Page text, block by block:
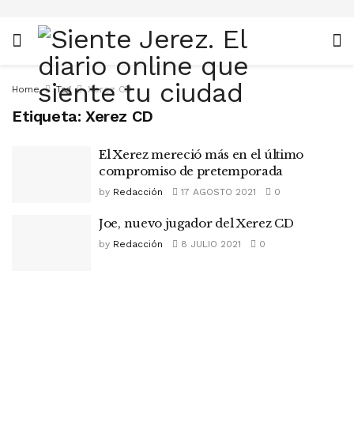
Home Tag Xerez CD
Etiqueta: Xerez CD
El Xerez mereció más en el último
compromiso de pretemporada
by Redacción 17 AGOSTO 2021 0
Joe, nuevo jugador del Xerez CD
by Redacción 8 JULIO 2021 0